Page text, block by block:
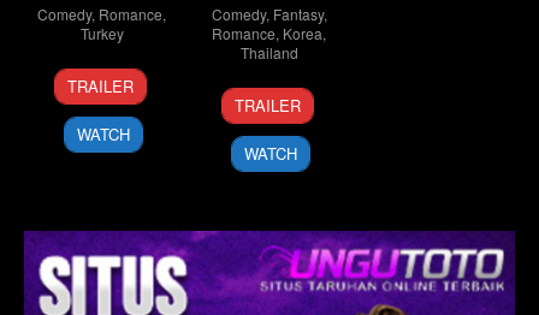
Comedy, Romance,
Turkey
11
Feb
2022
Emre
Kabakuşak
TRAILER
WATCH
Comedy, Fantasy,
Romance, Korea,
Thailand
24
Nov
2016
Supat
Rangsipat
TRAILER
WATCH